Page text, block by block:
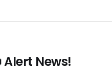
Alert News!